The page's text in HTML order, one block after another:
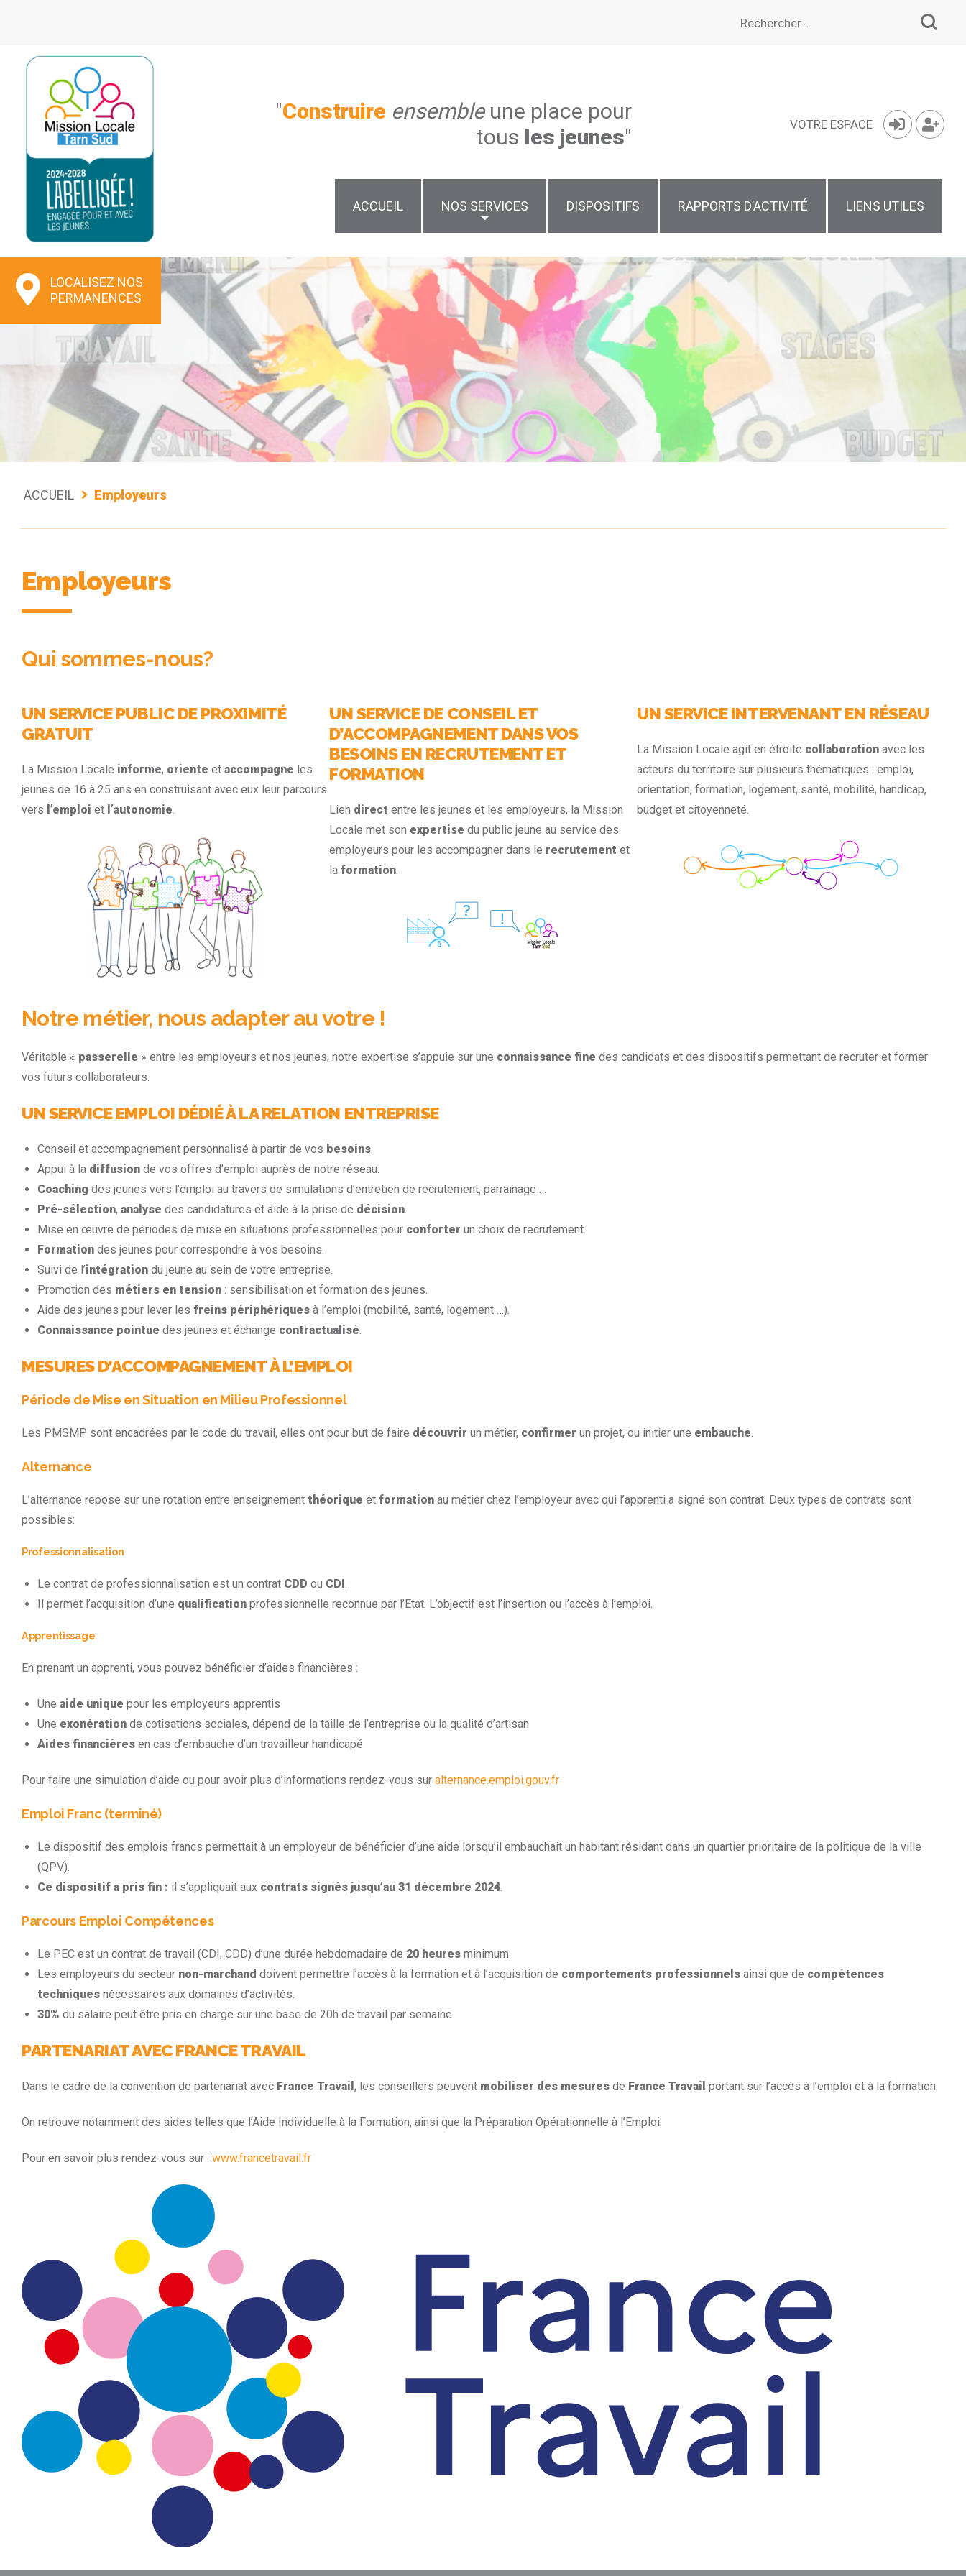
Rechercher :
"Construire ensembleune place pour
tous les jeunes" VOTRE ESPACE
ACCUEIL NOS SERVICES DISPOSITIFS RAPPORTS D’ACTIVITÉ LIENS UTILES
LOCALISEZ NOS
PERMANENCES
ACCUEIL Employeurs
Employeurs
Qui sommes-nous?
UN SERVICE PUBLIC DE PROXIMITÉ
GRATUIT
La Mission Locale informe, oriente et accompagne les
jeunes de 16 à 25 ans en construisant avec eux leur parcours
vers l’emploi et l’autonomie.
UN SERVICE DE CONSEIL ET
D’ACCOMPAGNEMENT DANS VOS
BESOINS EN RECRUTEMENT ET
FORMATION
Lien direct entre les jeunes et les employeurs, la Mission
Locale met son expertise du public jeune au service des
employeurs pour les accompagner dans le recrutement et
la formation.
UN SERVICE INTERVENANT EN RÉSEAU
La Mission Locale agit en étroite collaboration avec les
acteurs du territoire sur plusieurs thématiques : emploi,
orientation, formation, logement, santé, mobilité, handicap,
budget et citoyenneté.
Notre métier, nous adapter au votre !
Véritable « passerelle » entre les employeurs et nos jeunes, notre expertise s’appuie sur une connaissance fine des candidats et des dispositifs permettant de recruter et former
vos futurs collaborateurs.
UN SERVICE EMPLOI DÉDIÉ À LA RELATION ENTREPRISE
Conseil et accompagnement personnalisé à partir de vos besoins.
Appui à la diffusion de vos offres d’emploi auprès de notre réseau.
Coaching des jeunes vers l’emploi au travers de simulations d’entretien de recrutement, parrainage …
Pré-sélection, analyse des candidatures et aide à la prise de décision.
Mise en œuvre de périodes de mise en situations professionnelles pour conforter un choix de recrutement.
Formation des jeunes pour correspondre à vos besoins.
Suivi de l’intégration du jeune au sein de votre entreprise.
Promotion des métiers en tension : sensibilisation et formation des jeunes.
Aide des jeunes pour lever les freins périphériques à l’emploi (mobilité, santé, logement …).
Connaissance pointue des jeunes et échange contractualisé.
MESURES D’ACCOMPAGNEMENT À L’EMPLOI
Période de Mise en Situation en Milieu Professionnel
Les PMSMP sont encadrées par le code du travail, elles ont pour but de faire découvrir un métier, confirmer un projet, ou initier une embauche.
Alternance
L’alternance repose sur une rotation entre enseignement théorique et formation au métier chez l’employeur avec qui l’apprenti a signé son contrat. Deux types de contrats sont
possibles:
Professionnalisation
Le contrat de professionnalisation est un contrat CDD ou CDI .
Il permet l’acquisition d’une qualification professionnelle reconnue par l’Etat. L’objectif est l’insertion ou l’accès à l’emploi.
Apprentissage
En prenant un apprenti, vous pouvez bénéficier d’aides financières :
Une aide unique pour les employeurs apprentis
Une exonération de cotisations sociales, dépend de la taille de l’entreprise ou la qualité d’artisan
Aides financières en cas d’embauche d’un travailleur handicapé
Pour faire une simulation d’aide ou pour avoir plus d’informations rendez-vous sur alternance.emploi.gouv.fr
Emploi Franc (terminé)
Le dispositif des emplois francs permettait à un employeur de bénéficier d’une aide lorsqu’il embauchait un habitant résidant dans un quartier prioritaire de la politique de la ville
(QPV).
Ce dispositif a pris fin : il s’appliquait aux contrats signés jusqu’au 31 décembre 2024.
Parcours Emploi Compétences
Le PEC est un contrat de travail (CDI, CDD) d’une durée hebdomadaire de 20 heures minimum.
Les employeurs du secteur non-marchand doivent permettre l’accès à la formation et à l’acquisition de comportements professionnels ainsi que de compétences
techniques nécessaires aux domaines d’activités.
30% du salaire peut être pris en charge sur une base de 20h de travail par semaine.
PARTENARIAT AVEC FRANCE TRAVAIL
Dans le cadre de la convention de partenariat avec France Travail , les conseillers peuvent mobiliser des mesures de France Travail portant sur l’accès à l’emploi et à la formation.
On retrouve notamment des aides telles que l’Aide Individuelle à la Formation, ainsi que la Préparation Opérationnelle à l’Emploi.
Pour en savoir plus rendez-vous sur : www.francetravail.fr